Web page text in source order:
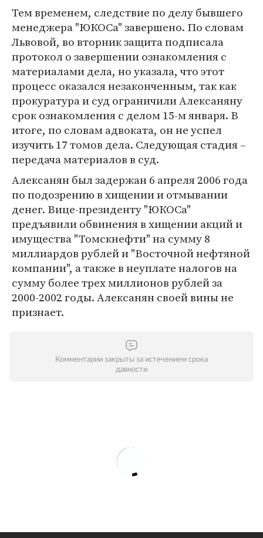
Тем временем, следствие по делу бывшего
менеджера "ЮКОСа" завершено. По словам
Львовой, во вторник защита подписала
протокол о завершении ознакомления с
материалами дела, но указала, что этот
процесс оказался незаконченным, так как
прокуратура и суд ограничили Алексаняну
срок ознакомления с делом 15-м января. В
итоге, по словам адвоката, он не успел
изучить 17 томов дела. Следующая стадия –
передача материалов в суд.
Алексанян был задержан 6 апреля 2006 года
по подозрению в хищении и отмывании
денег. Вице-президенту "ЮКОСа"
предъявили обвинения в хищении акций и
имущества "Томскнефти" на сумму 8
миллиардов рублей и "Восточной нефтяной
компании", а также в неуплате налогов на
сумму более трех миллионов рублей за
2000-2002 годы. Алексанян своей вины не
признает.
Комментарии закрыты за истечением срока
давности